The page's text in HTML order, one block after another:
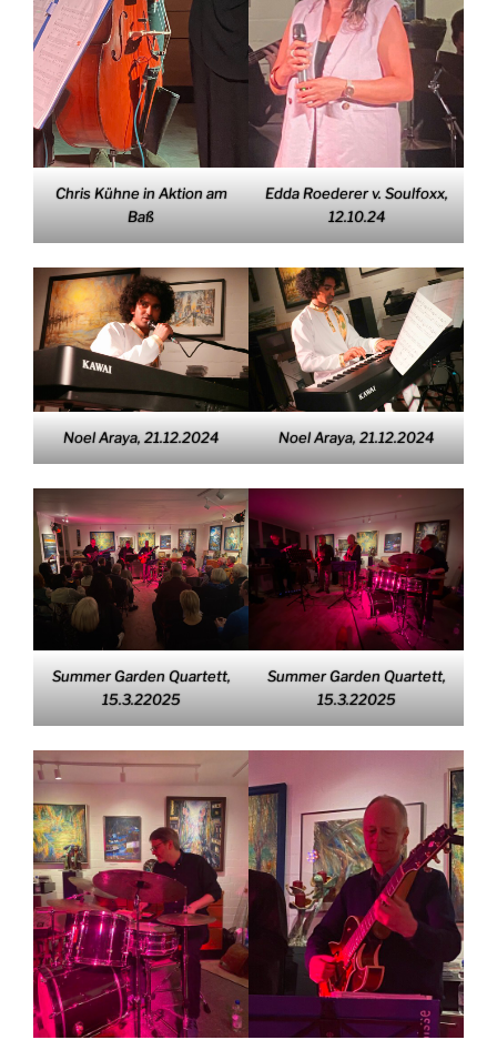
Chris Kühne in Aktion am
Baß
Edda Roederer v. Soulfoxx,
12.10.24
Noel Araya, 21.12.2024 Noel Araya, 21.12.2024
Summer Garden Quartett,
15.3.22025
Summer Garden Quartett,
15.3.22025